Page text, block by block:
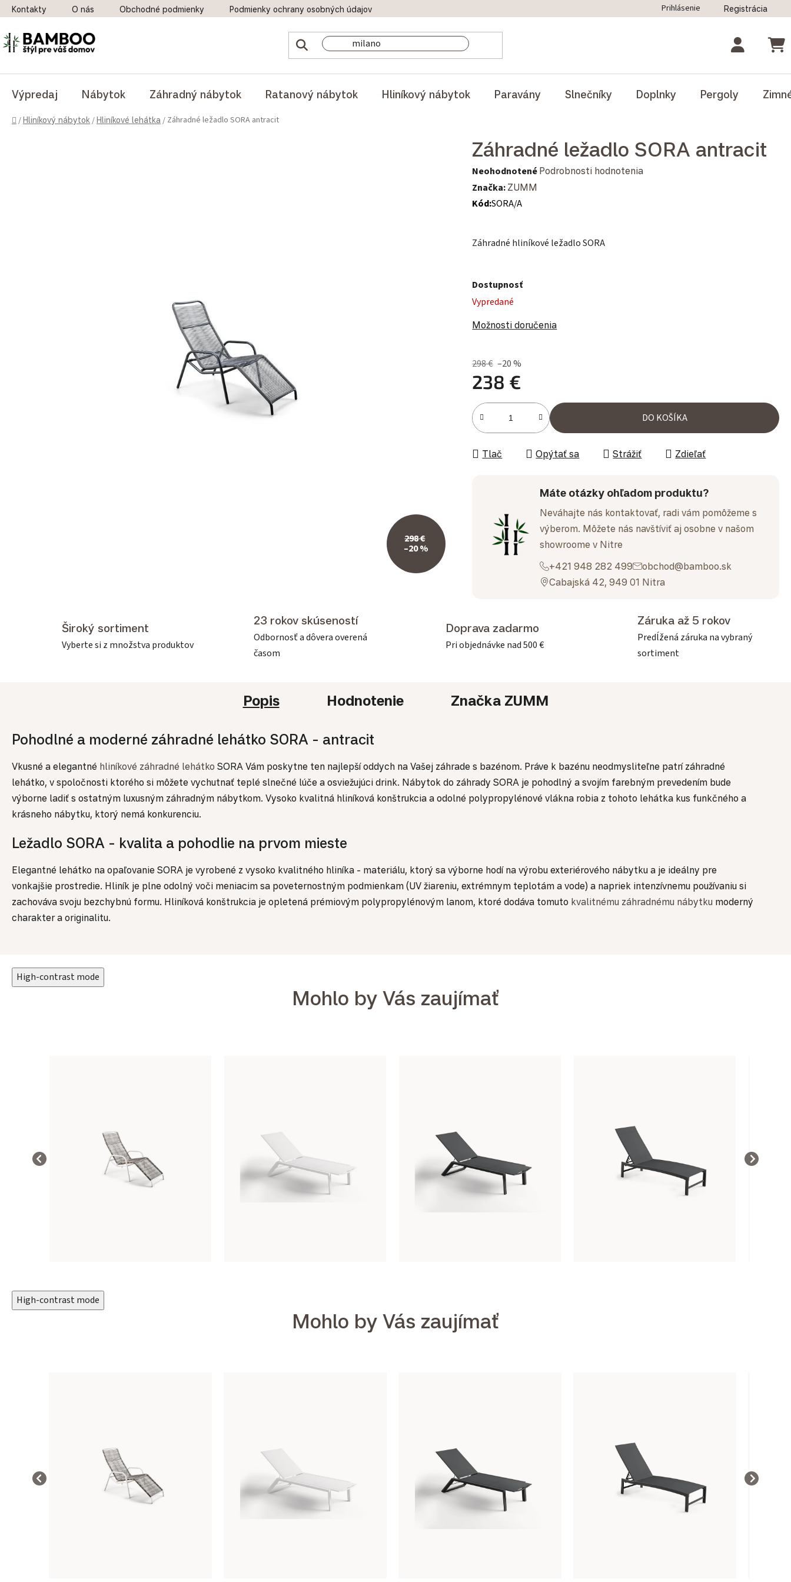
Prejsť na obsah
Kontakty O nás Obchodné podmienky Podmienky ochrany osobných údajov Odstúpenie od zmluvy
Prihlásenie Registrácia
Výpredaj Nábytok Záhradný nábytok Ratanový nábytok Hliníkový nábytok Paravány Slnečníky Doplnky Pergoly
Domov
/Hliníkový nábytok /Hliníkové lehátka / Záhradné ležadlo SORA antracit
Záhradné ležadlo SORA antracit
Priemerné hodnotenie produktu je 0,0 z 5 hviezdičiek.
Neohodnotené Podrobnosti hodnotenia
Značka: ZUMM
Kód:SORA/A
Záhradné hliníkové ležadlo SORA
Dostupnosť
Vypredané
Možnosti doručenia
298 € –20 %
238 €
Jednotková cena:
DO KOŠÍKA
Tlač Opýtať sa Strážiť Zdieľať
Máte otázky ohľadom produktu?
Neváhajte nás kontaktovať, radi vám pomôžeme s
výberom. Môžete nás navštíviť aj osobne v našom
showroome v Nitre
+421 948 282 499
obchod@bamboo.sk
Cabajská 42, 949 01 Nitra
298 €
–20 %
Široký sortiment
Vyberte si z množstva produktov
23 rokov skúseností
Odbornosť a dôvera overená
časom
Doprava zadarmo
Pri objednávke nad 500 €
Záruka až 5 rokov
Predĺžená záruka na vybraný
sortiment
Popis Hodnotenie ZnačkaZUMM
Pohodlné a moderné záhradné lehátko SORA - antracit
Vkusné a elegantné hliníkové záhradné lehátko SORA Vám poskytne ten najlepší oddych na Vašej záhrade s bazénom. Práve k bazénu neodmysliteľne patrí záhradné
lehátko, v spoločnosti ktorého si môžete vychutnať teplé slnečné lúče a osviežujúci drink. Nábytok do záhrady SORA je pohodlný a svojím farebným prevedením bude
výborne ladiť s ostatným luxusným záhradným nábytkom. Vysoko kvalitná hliníková konštrukcia a odolné polypropylénové vlákna robia z tohoto lehátka kus funkčného a
krásneho nábytku, ktorý nemá konkurenciu.
Ležadlo SORA - kvalita a pohodlie na prvom mieste
Elegantné lehátko na opaľovanie SORA je vyrobené z vysoko kvalitného hliníka - materiálu, ktorý sa výborne hodí na výrobu exteriérového nábytku a je ideálny pre
vonkajšie prostredie. Hliník je plne odolný voči meniacim sa poveternostným podmienkam (UV žiareniu, extrémnym teplotám a vode) a napriek intenzívnemu používaniu si
zachováva svoju bezchybnú formu. Hliníková konštrukcia je opletená prémiovým polypropylénovým lanom, ktoré dodáva tomuto kvalitnému záhradnému nábytku moderný
charakter a originalitu.
High-contrast mode
Mohlo by Vás zaujímať
High-contrast mode
Mohlo by Vás zaujímať